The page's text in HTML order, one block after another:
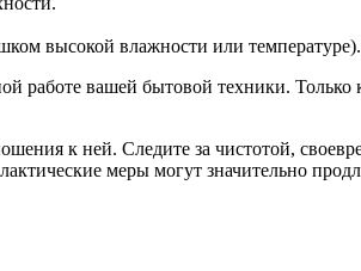
высокой влажности или температуре).
работе вашей бытовой техники. Только
к ней. Следите за чистотой,
меры могут значительно